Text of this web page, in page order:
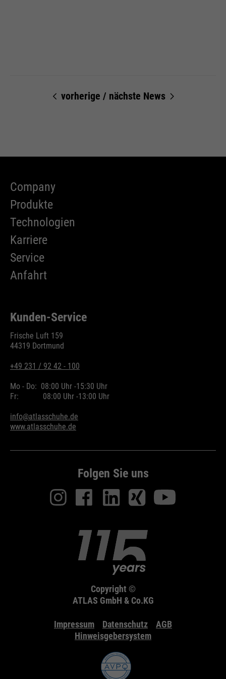
Anbieter
Facebook
vorherige / nächste News
Company
Produkte
Technologien
Karriere
Service
Anfahrt
Kunden-Service
Frische Luft 159
44319 Dortmund
+49 231 / 92 42 - 100
Mo - Do: 08:00 Uhr -15:30 Uhr
Fr:
08:00 Uhr -13:00 Uhr
info@atlasschuhe.de
www.atlasschuhe.de
Folgen Sie uns
Copyright ©
ATLAS GmbH & Co.KG
Impressum Datenschutz
AGB
Hinweisgebersystem